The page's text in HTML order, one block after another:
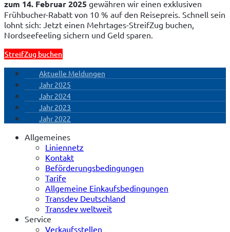
zum 14. Februar 2025 gewähren wir einen exklusiven
Frühbucher-Rabatt von 10 % auf den Reisepreis. Schnell sein
lohnt sich: Jetzt einen Mehrtages-StreifZug buchen,
Nordseefeeling sichern und Geld sparen.
StreifZug buchen
Aktuelle Meldungen
Jahr 2025
Jahr 2024
Jahr 2023
Jahr 2022
Allgemeines
Liniennetz
Kontakt
Beförderungsbedingungen
Tarife
Allgemeine Einkaufsbedingungen
Transdev Deutschland
Transdev weltweit
Service
Verkaufsstellen